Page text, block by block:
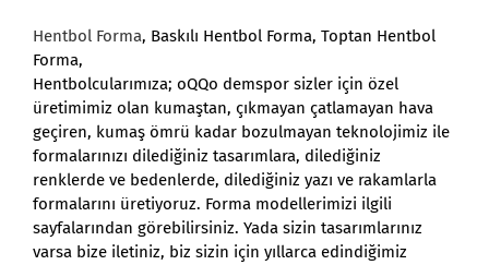
Hentbol Forma, Baskılı Hentbol Forma, Toptan Hentbol
Forma,
Hentbolcularımıza; oQQo demspor sizler için özel
üretimimiz olan kumaştan, çıkmayan çatlamayan hava
geçiren, kumaş ömrü kadar bozulmayan teknolojimiz ile
formalarınızı dilediğiniz tasarımlara, dilediğiniz
renklerde ve bedenlerde, dilediğiniz yazı ve rakamlarla
formalarını üretiyoruz. Forma modellerimizi ilgili
sayfalarından görebilirsiniz. Yada sizin tasarımlarınız
varsa bize iletiniz, biz sizin için yıllarca edindiğimiz